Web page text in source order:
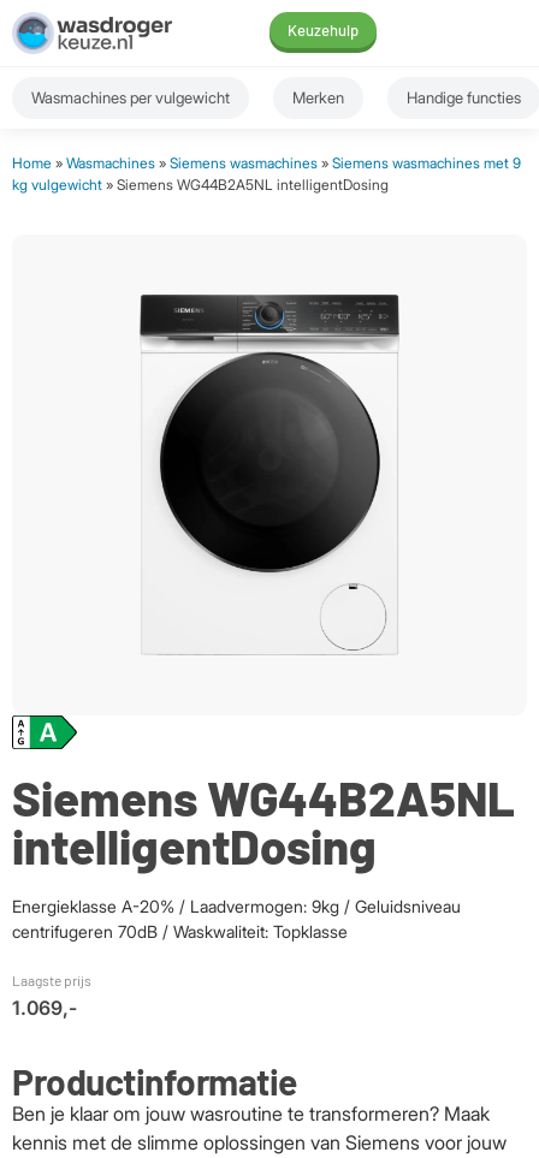
Keuzehulp
Wasmachines per vulgewicht Merken Handige functies
Home » Wasmachines » Siemens wasmachines » Siemens wasmachines met 9
kg vulgewicht » Siemens WG44B2A5NL intelligentDosing
Siemens WG44B2A5NL
intelligentDosing
Energieklasse A-20% / Laadvermogen: 9kg / Geluidsniveau
centrifugeren 70dB / Waskwaliteit: Topklasse
Laagste prijs
1.069,-
Productinformatie
Ben je klaar om jouw wasroutine te transformeren? Maak
kennis met de slimme oplossingen van Siemens voor jouw